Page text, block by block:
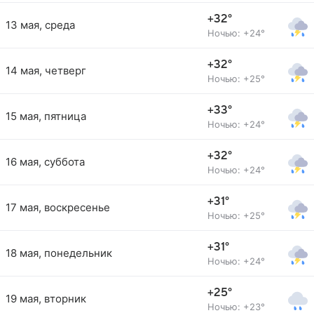
13 мая, среда +32°
Ночью: +24°
14 мая, четверг +32°
Ночью: +25°
15 мая, пятница +33°
Ночью: +24°
16 мая, суббота +32°
Ночью: +24°
17 мая, воскресенье +31°
Ночью: +25°
18 мая, понедельник +31°
Ночью: +24°
19 мая, вторник +25°
Ночью: +23°